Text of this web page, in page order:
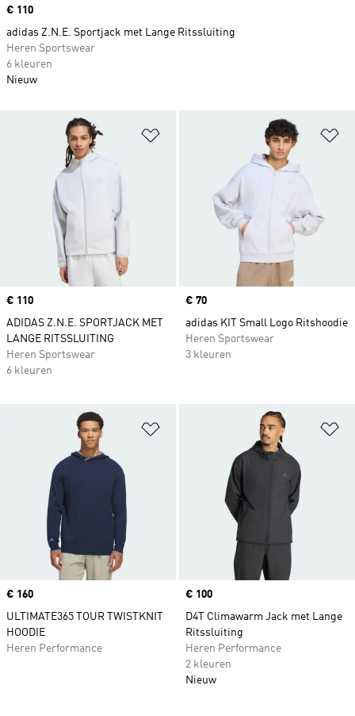
Op verlanglijst zetten
Price
€ 110
ADIDAS Z.N.E. SPORTJACK MET
LANGE RITSSLUITING
Heren Sportswear
6 kleuren
Price
€ 70
adidas KIT Small Logo Ritshoodie
Heren Sportswear
3 kleuren
Op verlanglijst zetten
Price
€ 160
ULTIMATE365 TOUR TWISTKNIT
HOODIE
Heren Performance
Price
€ 100
D4T Climawarm Jack met Lange
Ritssluiting
Heren Performance
2 kleuren
Nieuw
Price
€ 110
adidas Z.N.E. Sportjack met Lange Ritssluiting
Heren Sportswear
6 kleuren
Nieuw